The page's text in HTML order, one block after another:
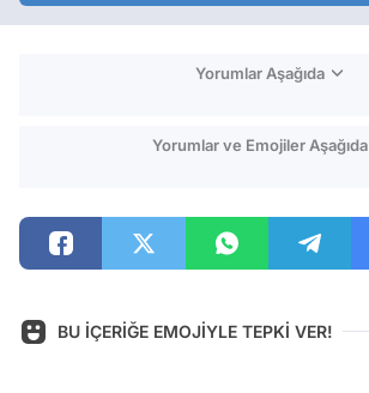
Yorumlar Aşağıda
Yorumlar ve Emojiler Aşağıda
BU İÇERİĞE EMOJİYLE TEPKİ VER!